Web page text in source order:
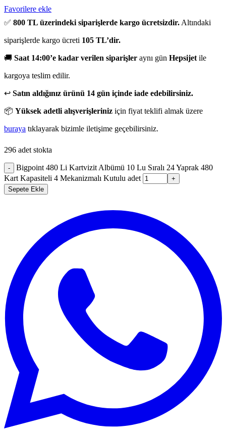
Favorilere ekle
✅ 800 TL üzerindeki siparişlerde kargo ücretsizdir. Altındaki
siparişlerde kargo ücreti 105 TL’dir.
🚚 Saat 14:00’e kadar verilen siparişler aynı gün Hepsijet ile
kargoya teslim edilir.
↩️ Satın aldığınız ürünü 14 gün içinde iade edebilirsiniz.
📦 Yüksek adetli alışverişleriniz için fiyat teklifi almak üzere
buraya tıklayarak bizimle iletişime geçebilirsiniz.
296 adet stokta
-
Bigpoint 480 Li Kartvizit Albümü 10 Lu Sıralı 24 Yaprak 480
Kart Kapasiteli 4 Mekanizmalı Kutulu adet
+
Sepete Ekle